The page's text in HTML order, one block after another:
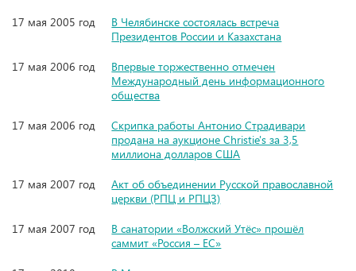
17 мая 2005 год
В Челябинске состоялась встреча
Президентов России и Казахстана
17 мая 2006 год
Впервые торжественно отмечен
Международный день информационного
общества
17 мая 2006 год
Скрипка работы Антонио Страдивари
продана на аукционе Christie's за 3,5
миллиона долларов США
17 мая 2007 год
Акт об объединении Русской православной
церкви (РПЦ и РПЦЗ)
17 мая 2007 год
В санатории «Волжский Утёс» прошёл
саммит «Россия – ЕС»